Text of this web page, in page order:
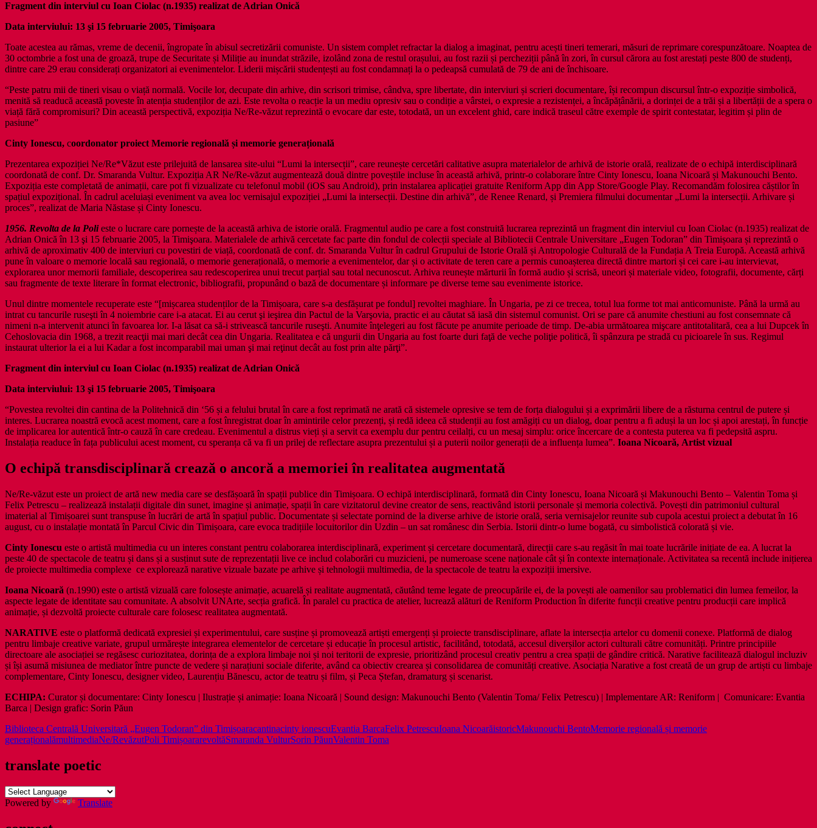
Fragment din interviul cu Ioan Ciolac (n.1935) realizat de Adrian Onică
Data interviului: 13 şi 15 februarie 2005, Timişoara
Toate acestea au rămas, vreme de decenii, îngropate în abisul secretizării comuniste. Un sistem complet refractar la dialog a imaginat, pentru acești tineri temerari, măsuri de reprimare corespunzătoare. Noaptea de
30 octombrie a fost una de groază, trupe de Securitate și Miliție au inundat străzile, izolând zona de restul orașului, au fost razii și percheziții până în zori, în cursul cărora au fost arestați peste 800 de studenți,
dintre care 29 erau considerați organizatori ai evenimentelor. Liderii mișcării studențești au fost condamnați la o pedeapsă cumulată de 79 de ani de închisoare.
“Peste patru mii de tineri visau o viață normală. Vocile lor, decupate din arhive, din scrisori trimise, cândva, spre libertate, din interviuri și scrieri documentare, își recompun discursul într-o expoziție simbolică,
menită să readucă această poveste în atenția studenților de azi. Este revolta o reacție la un mediu opresiv sau o condiție a vârstei, o expresie a rezistenței, a încăpățânării, a dorinței de a trăi și a libertății de a spera o
viață fără compromisuri? Din această perspectivă, expoziția Ne/Re-văzut reprezintă o evocare dar este, totodată, un un excelent ghid, care indică traseul către exemple de spirit contestatar, legitim și plin de
pasiune”
Cinty Ionescu, coordonator proiect Memorie regională și memorie generațională
Prezentarea expoziției Ne/Re*Văzut este prilejuită de lansarea site-ului “Lumi la intersecții”, care reunește cercetări calitative asupra materialelor de arhivă de istorie orală, realizate de o echipă interdisciplinară
coordonată de conf. Dr. Smaranda Vultur. Expoziția AR Ne/Re-văzut augmentează două dintre poveștile incluse în această arhivă, printr-o colaborare între Cinty Ionescu, Ioana Nicoară și Makunouchi Bento.
Expoziția este completată de animații, care pot fi vizualizate cu telefonul mobil (iOS sau Android), prin instalarea aplicației gratuite Reniform App din App Store/Google Play. Recomandăm folosirea căștilor în
spațiul expozițional. În cadrul aceluiași eveniment va avea loc vernisajul expoziției „Lumi la intersecții. Destine din arhivă”, de Renee Renard, și Premiera filmului documentar „Lumi la intersecții. Arhivare și
proces”, realizat de Maria Năstase și Cinty Ionescu.
1956. Revolta de la Poli este o lucrare care pornește de la această arhiva de istorie orală. Fragmentul audio pe care a fost construită lucrarea reprezintă un fragment din interviul cu Ioan Ciolac (n.1935) realizat de
Adrian Onică în 13 şi 15 februarie 2005, la Timişoara. Materialele de arhivă cercetate fac parte din fondul de colecții speciale al Bibliotecii Centrale Universitare „Eugen Todoran” din Timișoara și reprezintă o
arhivă de aproximativ 400 de interviuri cu povestiri de viață, coordonată de conf. dr. Smaranda Vultur în cadrul Grupului de Istorie Orală și Antropologie Culturală de la Fundația A Treia Europă. Această arhivă
pune în valoare o memorie locală sau regională, o memorie generațională, o memorie a evenimentelor, dar și o activitate de teren care a permis cunoașterea directă dintre martori și cei care i-au intervievat,
explorarea unor memorii familiale, descoperirea sau redescoperirea unui trecut parțial sau total necunoscut. Arhiva reunește mărturii în formă audio și scrisă, uneori și materiale video, fotografii, documente, cărți
sau fragmente de texte literare în format electronic, bibliografii, propunând o bază de documentare și informare pe diverse teme sau evenimente istorice.
Unul dintre momentele recuperate este “[mișcarea studenților de la Timișoara, care s-a desfășurat pe fondul] revoltei maghiare. În Ungaria, pe zi ce trecea, totul lua forme tot mai anticomuniste. Până la urmă au
intrat cu tancurile ruseşti în 4 noiembrie care i-a atacat. Ei au cerut şi ieşirea din Pactul de la Varşovia, practic ei au căutat să iasă din sistemul comunist. Ori se pare că anumite chestiuni au fost consemnate că
nimeni n-a intervenit atunci în favoarea lor. I-a lăsat ca să-i strivească tancurile ruseşti. Anumite înţelegeri au fost făcute pe anumite perioade de timp. De-abia următoarea mişcare antitotalitară, cea a lui Dupcek în
Cehoslovacia din 1968, a trezit reacţii mai mari decât cea din Ungaria. Realitatea e că ungurii din Ungaria au fost foarte duri faţă de veche poliţie politică, îi spânzura pe stradă cu picioarele în sus. Regimul
instaurat ulterior la ei a lui Kadar a fost incomparabil mai uman şi mai reţinut decât au fost prin alte părţi”.
Fragment din interviul cu Ioan Ciolac (n.1935) realizat de Adrian Onică
Data interviului: 13 şi 15 februarie 2005, Timişoara
“Povestea revoltei din cantina de la Politehnică din ‘56 și a felului brutal în care a fost reprimată ne arată că sistemele opresive se tem de forța dialogului și a exprimării libere de a răsturna centrul de putere și
interes. Lucrarea noastră evocă acest moment, care a fost înregistrat doar în amintirile celor prezenți, și redă ideea că studenții au fost amăgiți cu un dialog, doar pentru a fi aduși la un loc și apoi arestați, în funcție
de implicarea lor autentică într-o cauză în care credeau. Evenimentul a distrus vieți și a servit ca exemplu dur pentru ceilalți, cu un mesaj simplu: orice încercare de a contesta puterea va fi pedepsită aspru.
Instalația readuce în fața publicului acest moment, cu speranța că va fi un prilej de reflectare asupra prezentului și a puterii noilor generații de a influența lumea”. Ioana Nicoară, Artist vizual
O echipă transdisciplinară crează o ancoră a memoriei în realitatea augmentată
Ne/Re-văzut este un proiect de artă new media care se desfășoară în spații publice din Timișoara. O echipă interdisciplinară, formată din Cinty Ionescu, Ioana Nicoară și Makunouchi Bento – Valentin Toma și
Felix Petrescu – realizează instalații digitale din sunet, imagine și animație, spații în care vizitatorul devine creator de sens, reactivând istorii personale și memoria colectivă. Povești din patrimoniul cultural
imaterial al Timișoarei sunt transpuse în lucrări de artă în spațiul public. Documentate și selectate pornind de la diverse arhive de istorie orală, seria vernisajelor reunite sub cupola acestui proiect a debutat în 16
august, cu o instalație montată în Parcul Civic din Timișoara, care evoca tradițiile locuitorilor din Uzdin – un sat românesc din Serbia. Istorii dintr-o lume bogată, cu simbolistică colorată și vie.
Cinty Ionescu este o artistă multimedia cu un interes constant pentru colaborarea interdisciplinară, experiment și cercetare documentară, direcții care s-au regăsit în mai toate lucrările inițiate de ea. A lucrat la
peste 40 de spectacole de teatru și dans și a susținut sute de reprezentații live ce includ colaborări cu muzicieni, pe numeroase scene naționale cât și în contexte internaționale. Activitatea sa recentă include inițierea
de proiecte multimedia complexe ce explorează narative vizuale bazate pe arhive și tehnologii multimedia, de la spectacole de teatru la expoziții imersive.
Ioana Nicoară (n.1990) este o artistă vizuală care folosește animație, acuarelă și realitate augmentată, căutând teme legate de preocupările ei, de la povești ale oamenilor sau problematici din lumea femeilor, la
aspecte legate de identitate sau comunitate. A absolvit UNArte, secția grafică. În paralel cu practica de atelier, lucrează alături de Reniform Production în diferite funcții creative pentru producții care implică
animație, și dezvoltă proiecte culturale care folosesc realitatea augmentată.
NARATIVE este o platformă dedicată expresiei și experimentului, care susține și promovează artiști emergenți și proiecte transdisciplinare, aflate la intersecția artelor cu domenii conexe. Platformă de dialog
pentru limbaje creative variate, grupul urmărește integrarea elementelor de cercetare și educație în procesul artistic, facilitând, totodată, accesul diverșilor actori culturali către comunități. Printre principiile
directoare ale asociației se regăsesc curiozitatea, dorința de a explora limbaje noi și noi teritorii de expresie, prioritizând procesul creativ pentru a crea spații de gândire critică. Narative facilitează dialogul incluziv
și își asumă misiunea de mediator între puncte de vedere și narațiuni sociale diferite, având ca obiectiv crearea și consolidarea de comunități creative. Asociația Narative a fost creată de un grup de artiști cu limbaje
complementare, Cinty Ionescu, designer video, Laurențiu Bănescu, actor de teatru și film, și Peca Ștefan, dramaturg și scenarist.
ECHIPA: Curator și documentare: Cinty Ionescu | Ilustrație și animație: Ioana Nicoară | Sound design: Makunouchi Bento (Valentin Toma/ Felix Petrescu) | Implementare AR: Reniform | Comunicare: Evantia
Barca | Design grafic: Sorin Păun
Biblioteca Centrală Universitară „Eugen Todoran” din Timișoaracantinacinty ionescuEvantia BarcaFelix PetrescuIoana NicoarăistoricMakunouchi BentoMemorie regională și memorie
generaționalămultimediaNe/RevăzutPoli TimișoararevoltăSmaranda VulturSorin PăunValentin Toma
translate poetic
Powered by Translate